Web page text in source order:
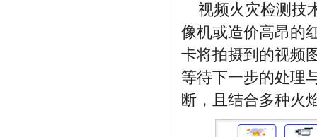
视频火灾检测技
像机或造价高昂的
卡将拍摄到的视频
等待下一步的处理
断，且结合多种火